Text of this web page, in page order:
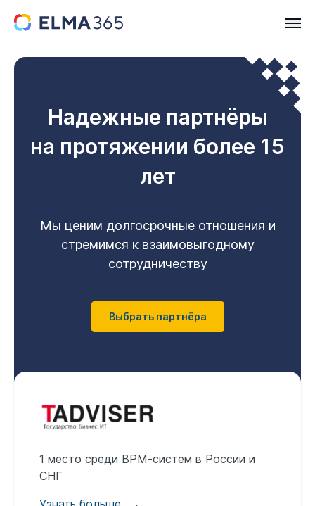
Надежные партнёры
на протяжении более 15
лет
Мы ценим долгосрочные отношения и
стремимся к взаимовыгодному
сотрудничеству
Выбрать партнёра
1 место среди BPM-cистем в России и
СНГ